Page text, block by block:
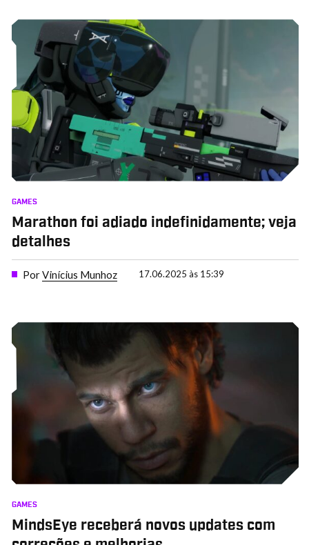
GAMES
Marathon foi adiado indefinidamente; veja
detalhes
PorVinícius Munhoz 17.06.2025 às 15:39
GAMES
MindsEye receberá novos updates com